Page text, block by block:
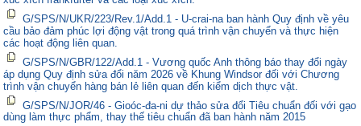
G/SPS/N/UKR/223/Rev.1/Add.1 - U-crai-na ban hành Quy định về yêu
cầu bảo đảm phúc lợi động vật trong quá trình vận chuyển và thực hiện
các hoạt động liên quan.
G/SPS/N/GBR/122/Add.1 - Vương quốc Anh thông báo thay đổi ngày
áp dụng Quy định sửa đổi năm 2026 về Khung Windsor đối với Chương
trình vận chuyển hàng bán lẻ liên quan đến kiểm dịch thực vật.
G/SPS/N/JOR/46 - Gioóc-đa-ni dự thảo sửa đổi Tiêu chuẩn đối với gạo
dùng làm thực phẩm, thay thế tiêu chuẩn đã ban hành năm 2015